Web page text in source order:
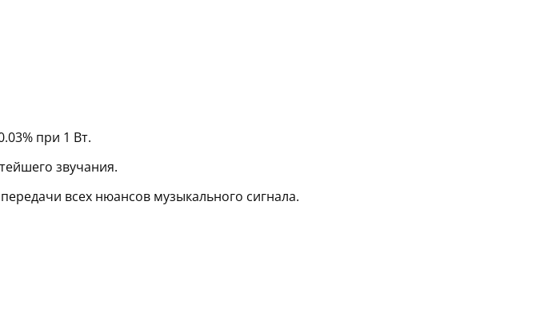
при 1 Вт.
звучания.
всех нюансов музыкального сигнала.